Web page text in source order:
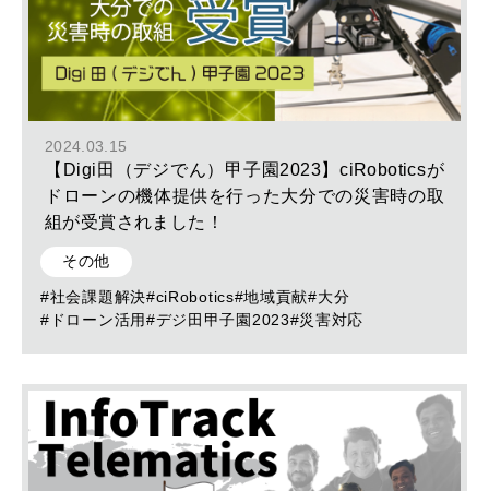
2024.03.15
【Digi田（デジでん）甲子園2023】ciRoboticsが
ドローンの機体提供を行った大分での災害時の取
組が受賞されました！
その他
#社会課題解決#ciRobotics#地域貢献#大分
#ドローン活用#デジ田甲子園2023#災害対応